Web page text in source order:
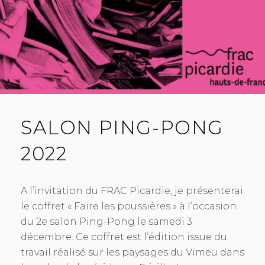
SALON PING-PONG
2022
A l’invitation du FRAC Picardie, je présenterai
le coffret « Faire les poussières » à l’occasion
du 2e salon Ping-Pong le samedi 3
décembre. Ce coffret est l’édition issue du
travail réalisé sur les paysages du Vimeu dans